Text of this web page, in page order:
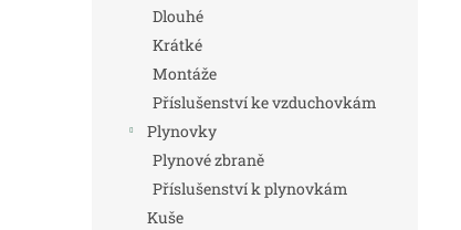
Dlouhé
Krátké
Montáže
Příslušenství ke vzduchovkám
Plynovky
Plynové zbraně
Příslušenství k plynovkám
Kuše